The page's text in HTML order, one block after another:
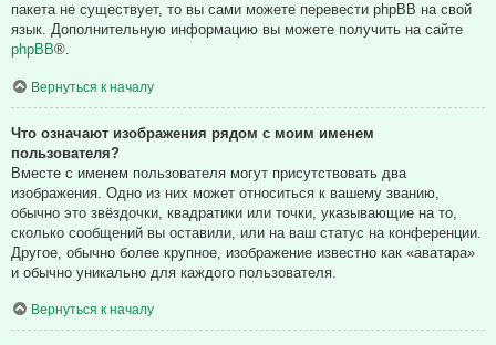
пакета не существует, то вы сами можете перевести phpBB на свой
язык. Дополнительную информацию вы можете получить на сайте
phpBB®.
Вернуться к началу
Что означают изображения рядом с моим именем
пользователя?
Вместе с именем пользователя могут присутствовать два
изображения. Одно из них может относиться к вашему званию,
обычно это звёздочки, квадратики или точки, указывающие на то,
сколько сообщений вы оставили, или на ваш статус на конференции.
Другое, обычно более крупное, изображение известно как «аватара»
и обычно уникально для каждого пользователя.
Вернуться к началу